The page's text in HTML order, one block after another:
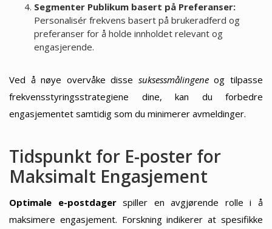
Segmenter Publikum basert på Preferanser:
Personalisér frekvens basert på brukeradferd og
preferanser for å holde innholdet relevant og
engasjerende.
Ved å nøye overvåke disse suksessmålingeneog tilpasse
frekvensstyringsstrategiene dine, kan du forbedre
engasjementet samtidig som du minimerer avmeldinger.
Tidspunkt for E-poster for
Maksimalt Engasjement
Optimale e-postdagerspiller en avgjørende rolle i å
maksimere engasjement. Forskning indikerer at spesifikke